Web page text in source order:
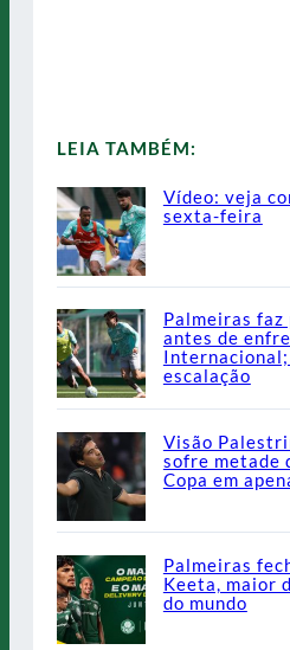
LEIA TAMBÉM:
Vídeo: veja
sexta-feira
Palmeiras
antes de
escalação
Visão
sofre metade
Copa em
Palmeiras
Keeta, maior
do mundo